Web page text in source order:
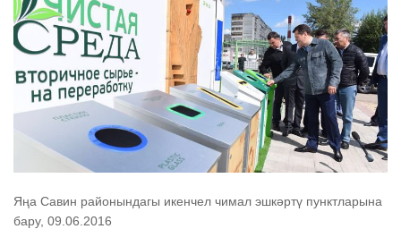
Яңа Савин районындагы икенчел чимал эшкәртү пунктларына
бару, 09.06.2016